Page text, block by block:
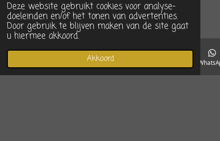
Deze website gebruikt cookies voor analyse-
doeleinden en/of het tonen van advertenties.
Door gebruik te blijven maken van de site gaat
u hiermee akkoord.
Akkoord
Telefoonnummer